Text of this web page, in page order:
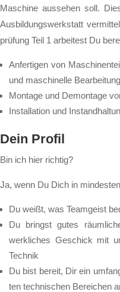
Ma­schi­ne aus­se­hen soll.
Aus­bil­dungs­werk­statt
prü­fung Teil 1 ar­bei­test Du
An­fer­ti­gen von
und ma­schi­nel­le
Mon­ta­ge und De­mon­ta­ge
In­stal­la­ti­on und
Dein Pro­fil
Bin ich hier rich­tig?
Ja, wenn Du Dich in
Du weißt, was Team­geist
Du bringst gu­tes
werk­li­ches Ge­schick mit
Tech­nik
Du bist be­reit, Dir ein
ten tech­ni­schen Be­rei­chen